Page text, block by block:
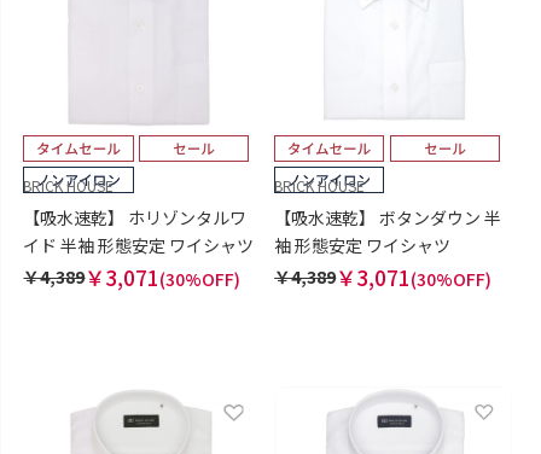
BRICK HOUSE
【吸水速乾】 ホリゾンタルワ
イド 半袖 形態安定 ワイシャツ
￥4,389￥3,071(30%OFF)
BRICK HOUSE
【吸水速乾】 ボタンダウン 半
袖 形態安定 ワイシャツ
￥4,389￥3,071(30%OFF)